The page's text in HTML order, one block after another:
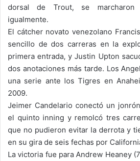
dorsal de Trout, se marcharon
igualmente.
El cátcher novato venezolano
sencillo de dos carreras en la
primera entrada, y Justin Upton
dos anotaciones más tarde. Los
una serie ante los Tigres en
2009.
Jeimer Candelario conectó un
el quinto inning y remolcó tres
que no pudieron evitar la derrota y
en su gira de seis fechas por
La victoria fue para Andrew Heaney